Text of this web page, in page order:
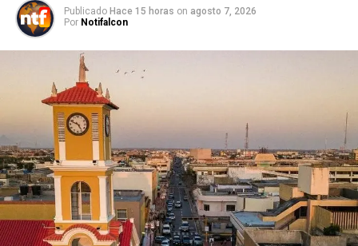
Publicado Hace 15 horas on agosto 7, 2026
Por Notifalcon